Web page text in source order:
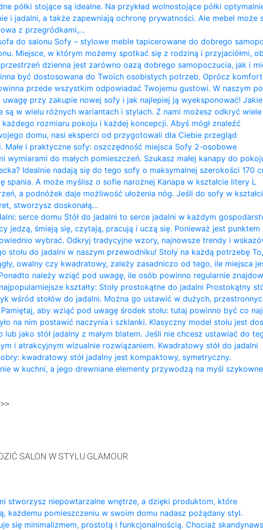
półki stojące są idealne. Na przykład wolnostojące półki
i jadalni, a także zapewniają ochronę prywatności. Ale mebel może
z przegródkami,…
do salonu Sofy – stylowe meble tapicerowane do dobrego
Miejsce, w którym możemy spotkać się z rodziną i przyjaciółmi,
dzienna jest zarówno oazą dobrego samopoczucia, jak i
być dostosowana do Twoich osobistych potrzeb. Oprócz
przede wszystkim odpowiadać Twojemu gustowi. W naszym
przy zakupie nowej sofy i jak najlepiej ją wyeksponować!
są w wielu różnych wariantach i stylach. Z nami możesz odkryć wiele
rozmiaru pokoju i każdej koncepcji. Abyś mógł znaleźć
domu, nasi eksperci od przygotowali dla Ciebie przegląd
Małe i praktyczne sofy: oszczędność miejsca Sofy 2-osobowe
wymiarami do małych pomieszczeń. Szukasz małej kanapy do
Idealnie nadają się do tego sofy o maksymalnej szerokości 170
spania. A może myślisz o sofie narożnej Kanapa w kształcie litery L
a podnóżek daje możliwość ułożenia nóg. Jeśli do sofy w
stworzysz doskonałą…
serce domu Stół do jadalni to serce jadalni w każdym
jedzą, śmieją się, czytają, pracują i uczą się. Ponieważ jest punktem
wybrać. Odkryj tradycyjne wzory, najnowsze trendy i
stołu do jadalni w naszym przewodniku! Stoły na każdą potrzebę
owalny czy kwadratowy, zależy zasadniczo od tego, ile miejsca
należy wziąć pod uwagę, ile osób powinno regularnie
kształty: Stoły prostokątne do jadalni Prostokątny
wśród stołów do jadalni. Można go ustawić w dużych,
aby wziąć pod uwagę środek stołu: tutaj powinno być co
na nim postawić naczynia i szklanki. Klasyczny model stołu jest
lub jako stół jadalny z małym blatem. Jeśli nie chcesz ustawiać do
i atrakcyjnym wizualnie rozwiązaniem. Kwadratowy stół do ​​jadalni
kwadratowy stół jadalny jest kompaktowy, symetryczny.
w kuchni, a jego drewniane elementy przywodzą na myśl
SALON W STYLU GLAMOUR
stworzysz niepowtarzalne wnętrze, a dzięki produktom, które
każdemu pomieszczeniu w swoim domu nadasz pożądany styl.
się minimalizmem, prostotą i funkcjonalnością. Chociaż